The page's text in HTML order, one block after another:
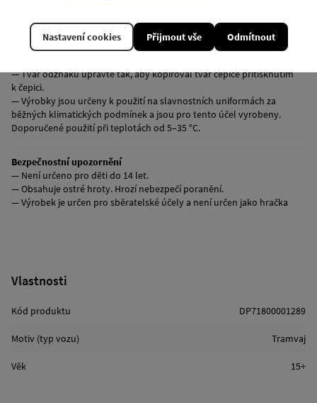
— Následně provlečte hroty, odznak jemně přitiskněte a hroty
ohněte.
— Tvar odznaku upravte tak, aby kopíroval tvar čepice přitisknutím
k čepici.
— Výrobky jsou určeny k použití na slavnostních uniformách za
běžných klimatických podmínek a jsou pro tento účel vyrobeny.
Doporučené použití při teplotách od 5–35 °C.
Bezpečnostní upozornění
— Není určeno pro děti do 14 let.
— Obsahuje ostré hroty. Hrozí nebezpečí poranění.
— Výrobek je určen pro sběratelské účely a není určen jako hračka
Vlastnosti
Kód produktu DP71800001289
Motiv (typ vozu) Tramvaj
Věk 15+
Odmítnout
Nastavení cookies Přijmout vše